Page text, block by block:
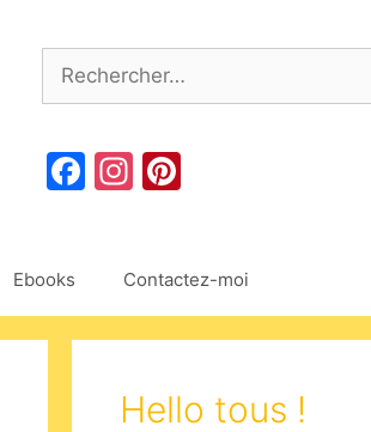
Rechercher :
Facebook
Instagram
Ebooks Contactez-moi
Hello tous !